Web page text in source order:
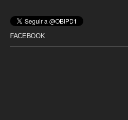
FACEBOOK